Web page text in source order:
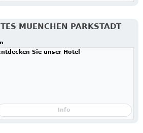
MUENCHEN PARKSTADT
Sie unser Hotel
Info